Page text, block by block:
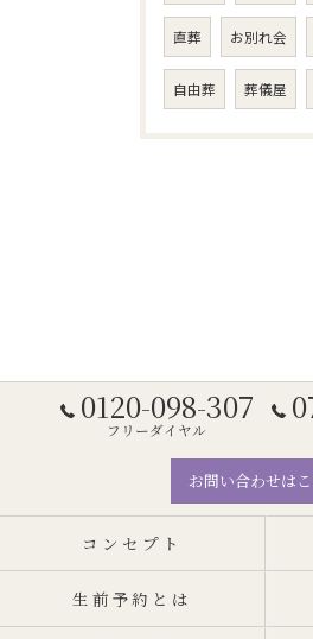
直葬 お別れ会
自由葬 葬儀屋
0120-098-307
フリーダイヤル
お問い合わせは
コンセプト
生前予約とは